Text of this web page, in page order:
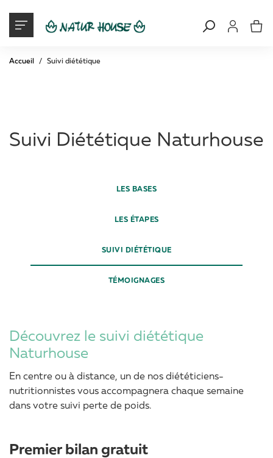
Mon Compte
Accueil Suivi diététique
Suivi Diététique Naturhouse
LES BASES
LES ÉTAPES
SUIVI DIÉTÉTIQUE
TÉMOIGNAGES
Découvrez le suivi diététique
Naturhouse
En centre ou à distance, un de nos diététiciens-
nutritionnistes vous accompagnera chaque semaine
dans votre suivi perte de poids.
Premier bilan gratuit